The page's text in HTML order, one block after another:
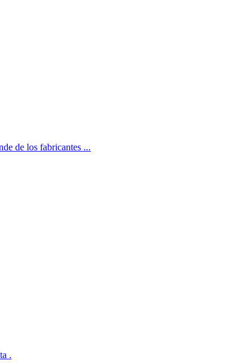
de los fabricantes ...
.